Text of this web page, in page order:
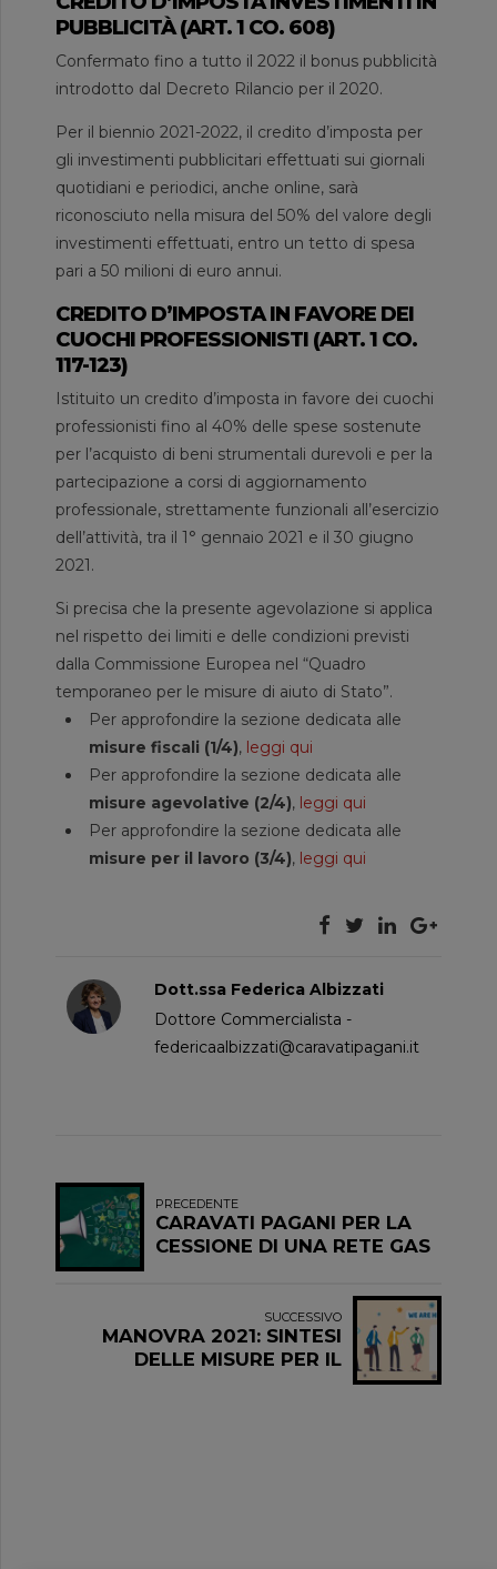
PUBBLICITÀ (ART. 1 CO. 608)
Confermato fino a tutto il 2022 il bonus pubblicità
introdotto dal Decreto Rilancio per il 2020.
Per il biennio 2021-2022, il credito d’imposta per
gli investimenti pubblicitari effettuati sui giornali
quotidiani e periodici, anche online, sarà
riconosciuto nella misura del 50% del valore degli
investimenti effettuati, entro un tetto di spesa
pari a 50 milioni di euro annui.
CREDITO D’IMPOSTA IN FAVORE DEI
CUOCHI PROFESSIONISTI (ART. 1 CO.
117-123)
Istituito un credito d’imposta in favore dei cuochi
professionisti fino al 40% delle spese sostenute
per l’acquisto di beni strumentali durevoli e per la
partecipazione a corsi di aggiornamento
professionale, strettamente funzionali all’esercizio
dell’attività, tra il 1° gennaio 2021 e il 30 giugno
2021.
Si precisa che la presente agevolazione si applica
nel rispetto dei limiti e delle condizioni previsti
dalla Commissione Europea nel “Quadro
temporaneo per le misure di aiuto di Stato”.
Per approfondire la sezione dedicata alle
misure fiscali (1/4), leggi qui
Per approfondire la sezione dedicata alle
misure agevolative (2/4), leggi qui
Per approfondire la sezione dedicata alle
misure per il lavoro (3/4), leggi qui
Dott.ssa Federica Albizzati
Dottore Commercialista -
federicaalbizzati@caravatipagani.it
PRECEDENTE
CARAVATI PAGANI PER LA
CESSIONE DI UNA RETE GAS
SUCCESSIVO
MANOVRA 2021: SINTESI
DELLE MISURE PER IL